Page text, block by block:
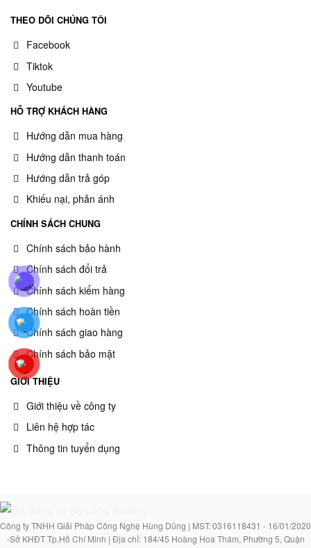
THEO DÕI CHÚNG TÔI
Facebook
Tiktok
Youtube
HỖ TRỢ KHÁCH HÀNG
Hướng dẫn mua hàng
Hướng dẫn thanh toán
Hướng dẫn trả góp
Khiếu nại, phản ánh
CHÍNH SÁCH CHUNG
Chính sách bảo hành
Chính sách đổi trả
Chính sách kiểm hàng
Chính sách hoàn tiền
Chính sách giao hàng
Chính sách bảo mật
GIỚI THIỆU
Giới thiệu về công ty
Liên hệ hợp tác
Thông tin tuyển dụng
Công ty TNHH Giải Pháp Công Nghệ Hùng Dũng | MST: 0316118431 - 16/01/2020
-Sở KHĐT Tp.Hồ Chí Minh | Địa chỉ: 184/45 Hoàng Hoa Thám, Phường 5, Quận